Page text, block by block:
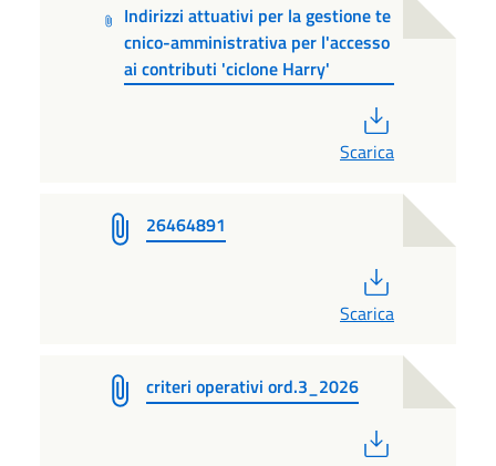
Indirizzi attuativi per la gestione te
cnico-amministrativa per l'accesso
ai contributi 'ciclone Harry'
Scarica
26464891
Scarica
criteri operativi ord.3_2026